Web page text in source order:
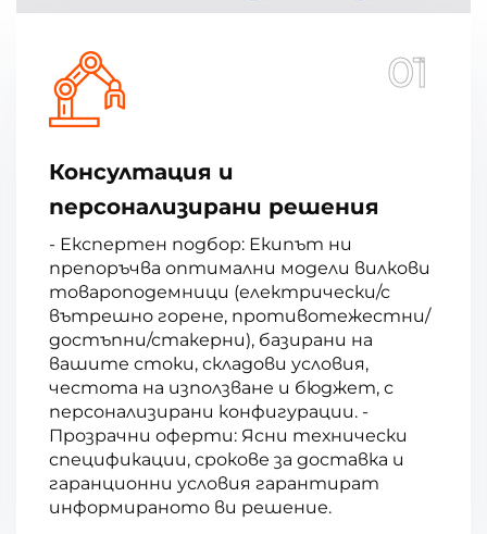
01
Консултация и
персонализирани решения
- Експертен подбор: Екипът ни
препоръчва оптимални модели вилкови
товароподемници (електрически/с
вътрешно горене, противотежестни/
достъпни/стакерни), базирани на
вашите стоки, складови условия,
честота на използване и бюджет, с
персонализирани конфигурации. -
Прозрачни оферти: Ясни технически
спецификации, срокове за доставка и
гаранционни условия гарантират
информираното ви решение.